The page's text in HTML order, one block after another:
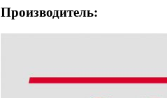
Производитель: